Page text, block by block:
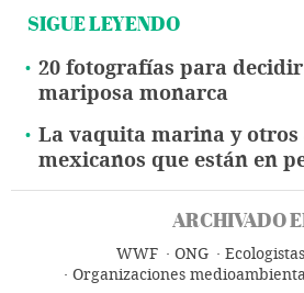
SIGUE LEYENDO
20 fotografías para
mariposa monarca
La vaquita marina y otros
mexicanos que están en
ARCHIVADO
WWF ONG Ecologistas
Organizaciones